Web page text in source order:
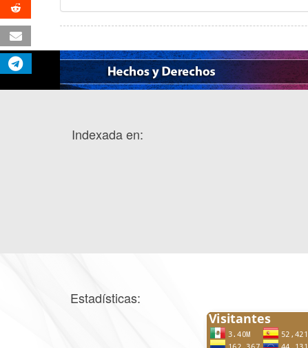
Indexada en:
Estadísticas: